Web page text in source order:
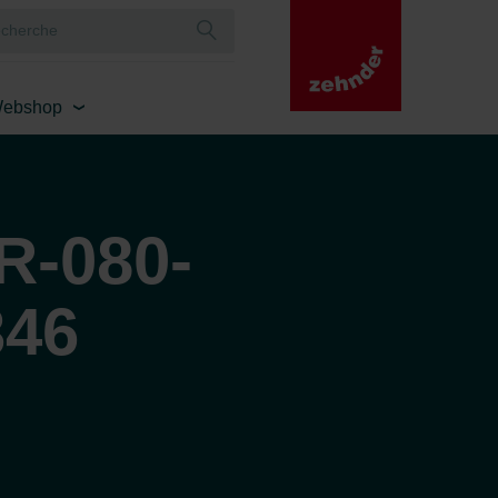
080-